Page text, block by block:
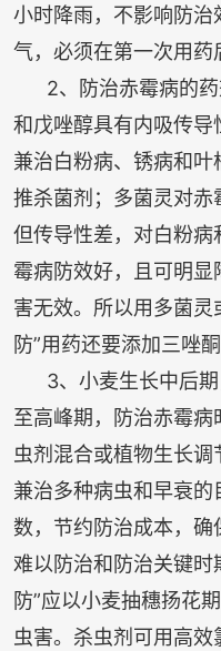
小时降雨，不影响防
气，必须在第一次用药
2、防治赤霉病的药
和戊唑醇具有内吸传
兼治白粉病、锈病和叶
推杀菌剂；多菌灵对赤
但传导性差，对白粉
霉病防效好，且可明
害无效。所以用多菌灵
防”用药还要添加三唑
3、小麦生长中后期
至高峰期，防治赤霉
虫剂混合或植物生长
兼治多种病虫和早衰
数，节约防治成本，
难以防治和防治关键时
防”应以小麦抽穗扬花
虫害。杀虫剂可用高效